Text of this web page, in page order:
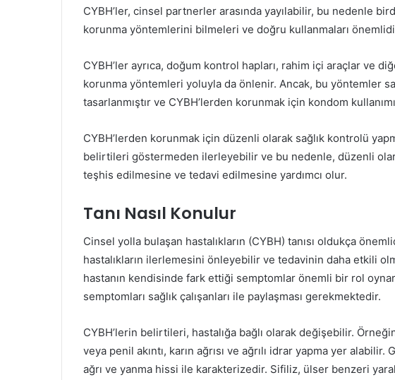
CYBH’ler, cinsel partnerler arasında yayılabilir, bu nedenle
korunma yöntemlerini bilmeleri ve doğru kullanmaları
CYBH’ler ayrıca, doğum kontrol hapları, rahim içi araçlar ve
korunma yöntemleri yoluyla da önlenir. Ancak, bu yöntemler
tasarlanmıştır ve CYBH’lerden korunmak için kondom
CYBH’lerden korunmak için düzenli olarak sağlık kontrolü
belirtileri göstermeden ilerleyebilir ve bu nedenle, düzenli
teşhis edilmesine ve tedavi edilmesine yardımcı olur.
Tanı Nasıl Konulur
Cinsel yolla bulaşan hastalıkların (CYBH) tanısı oldukça
hastalıkların ilerlemesini önleyebilir ve tedavinin daha etkili
hastanın kendisinde fark ettiği semptomlar önemli bir rol
semptomları sağlık çalışanları ile paylaşması gerekmektedir.
CYBH’lerin belirtileri, hastalığa bağlı olarak değişebilir.
veya penil akıntı, karın ağrısı ve ağrılı idrar yapma yer
ağrı ve yanma hissi ile karakterizedir. Sifiliz, ülser benzeri